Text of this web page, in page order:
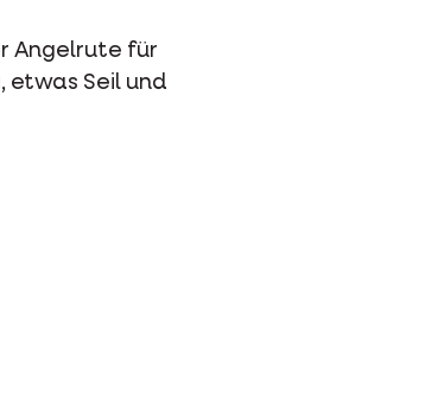
Angelrute für
etwas Seil und